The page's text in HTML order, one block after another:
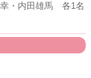
・内田雄馬 各1名